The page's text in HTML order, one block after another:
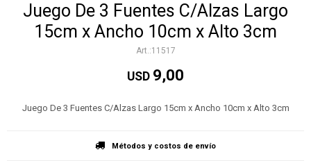
Juego De 3 Fuentes C/Alzas Largo
15cm x Ancho 10cm x Alto 3cm
11517
USD 9,00
Juego De 3 Fuentes C/Alzas Largo 15cm x Ancho 10cm x Alto 3cm
Métodos y costos de envío